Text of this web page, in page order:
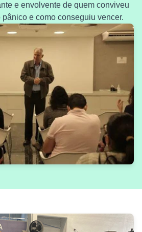
e envolvente de quem conviveu
e como conseguiu vencer.